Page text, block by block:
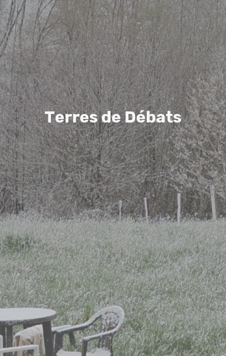
Terres deDébats